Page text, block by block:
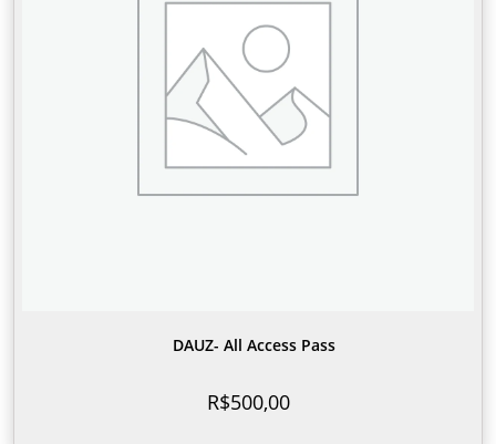
DAUZ- All Access Pass
R$500,00